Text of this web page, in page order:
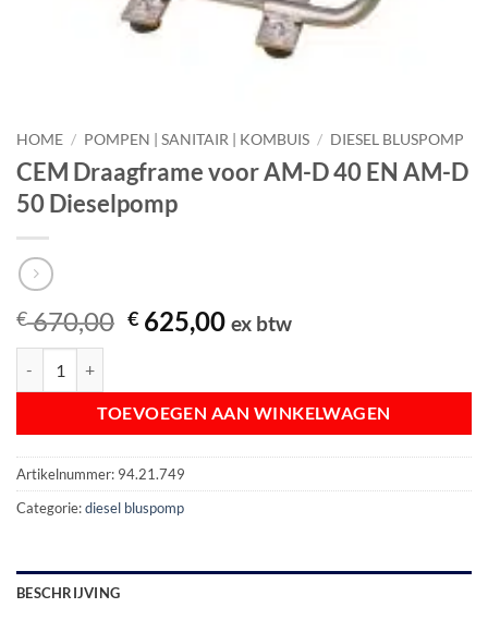
HOME / POMPEN | SANITAIR | KOMBUIS / DIESEL BLUSPOMP
CEM Draagframe voor AM-D 40 EN AM-D
50 Dieselpomp
€670,00 Oorspronkelijke
€ 670,00.
€ 625,00Huidige
€ 625,00.
ex btw
TOEVOEGEN AAN WINKELWAGEN
Artikelnummer: 94.21.749
Categorie:diesel bluspomp
BESCHRIJVING